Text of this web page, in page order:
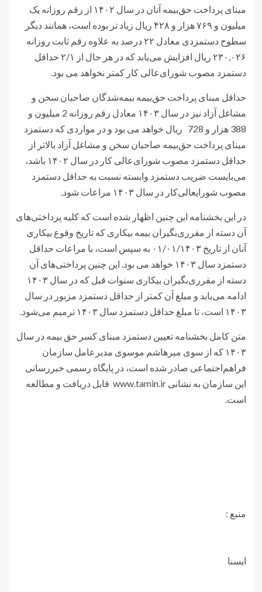
مبنای پرداخت حق‌بیمه آنان در سال ۱۴۰۲ از رقم روزانه‌ یک
میلیون و ۷۶۹ هزار و ۴۲۸ ریال زیاد تر بوده است، همانند دیگر
سطوح دستمزدی معادل ۲۲ درصد به علاوه رقم ثابت روزانه
۲۳۰,۰۲۶ ریال افزایش می‌یابد که در هر حال از ۲‌‌/۱ حداقل
دستمزد مصوب شورای‌عالی کار کمتر نخواهد می بود.
حداقل مبنای پرداخت حق‌‌بیمه بیمه‌‌شدگان صاحبان سخن و
مشاغل آزاد نیز در سال ۱۴۰۳ معادل رقم روزانه 2 میلیون و
388 هزار و 728 ریال خواهد می بود و در مواردی که دستمزد
مبنای پرداخت حق‌‌بیمه صاحبان سخن و مشاغل آزاد بالاتر از
حداقل دستمزد مصوب شورای‌عالی کار در سال ۱۴۰۲ ‌باشد،
می‌‌بایست ضریب دستمزد وابسته نسبت به حداقل دستمزد
مصوب شورایعالی‌کار در سال ۱۴۰۳ مراعات شود.
در این بخشنامه این چنین اظهار شده است که کلیه پرداختی‌های
آن دسته از مقرری‌بگیران بیمه ‌بیکاری که تاریخ وقوع بیکاری
آنان از تاریخ ۰۱‌‌‌‌‌‌‌/۰۱‌‌‌‌‌‌‌/۱۴۰۳ به سپس است، با مراعات حداقل
دستمزد سال ۱۴۰۳ خواهد می بود. این چنین پرداختی‌های آن
دسته از مقرری‌بگیران بیکاری سنوات قبل که در سال ۱۴۰۳
ادامه می‌یابد و مبلغ آن کمتر از حداقل دستمزد مزبور در سال
۱۴۰۳ است، تا مبلغ حداقل دستمزد سال ۱۴۰۳ ترمیم می‌شود.
متن کامل بخشنامه تعیین دستمزد مبنای کسر حق‌ بیمه در سال
۱۴۰۳ که از سوی میرهاشم موسوی مدیرعامل سازمان
فراهم‌اجتماعی صادر شده است، در پایگاه رسمی خبر‌رسانی
این سازمان به نشانی www.tamin.ir قابل دریافت و مطالعه
است.
منبع :
ايسنا